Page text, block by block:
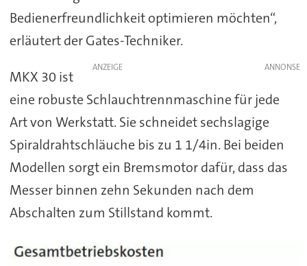
Bedienerfreundlichkeit optimieren möchten“,
erläutert der Gates-Techniker.
ANZEIGE
MKX 30 ist
eine robuste Schlauchtrennmaschine für jede
Art von Werkstatt. Sie schneidet sechslagige
Spiraldrahtschläuche bis zu 1 1/4in. Bei beiden
Modellen sorgt ein Bremsmotor dafür, dass das
Messer binnen zehn Sekunden nach dem
Abschalten zum Stillstand kommt.